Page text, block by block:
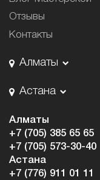
Отзывы
Контакты
Алматы
Астана
Алматы
+7 (705) 385 65 65
+7 (705) 573-30-40
Астана
+7 (776) 911 01 11